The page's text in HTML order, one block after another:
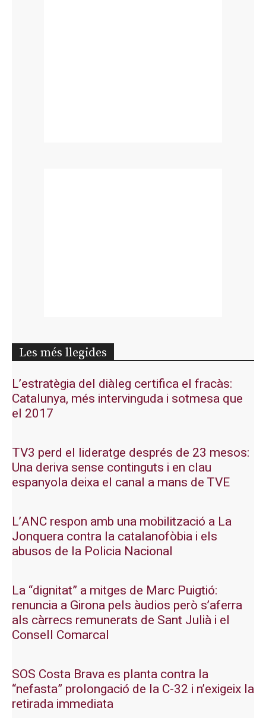
Les més llegides
L’estratègia del diàleg certifica el fracàs:
Catalunya, més intervinguda i sotmesa que
el 2017
TV3 perd el lideratge després de 23 mesos:
Una deriva sense continguts i en clau
espanyola deixa el canal a mans de TVE
L’ANC respon amb una mobilització a La
Jonquera contra la catalanofòbia i els
abusos de la Policia Nacional
La “dignitat” a mitges de Marc Puigtió:
renuncia a Girona pels àudios però s’aferra
als càrrecs remunerats de Sant Julià i el
Consell Comarcal
SOS Costa Brava es planta contra la
“nefasta” prolongació de la C-32 i n’exigeix la
retirada immediata